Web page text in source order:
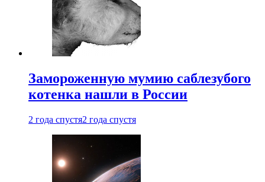
Замороженную мумию саблезубого
котенка нашли в России
2 года спустя2 года спустя